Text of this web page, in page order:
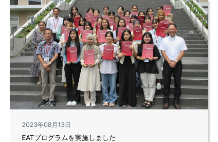
2023年08月13日
EATプログラムを実施しました